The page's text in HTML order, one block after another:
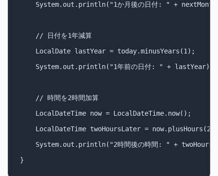
System.out.println("1か月後の日付: " +
    // 日付を1年減算
    LocalDate lastYear = today.minusYears(1);
    System.out.println("1年前の日付: " + lastYear);
    // 時間を2時間加算
    LocalDateTime now = LocalDateTime.now();
    LocalDateTime twoHoursLater = now.plusHours(2);
System.out.println("2時間後の時間: " +